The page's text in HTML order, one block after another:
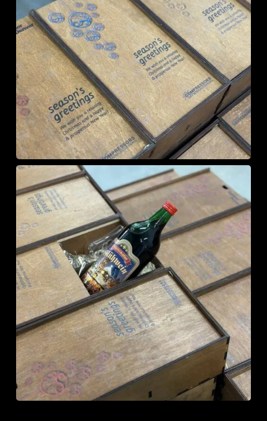
У кошику немає
товарів.
До Магазину